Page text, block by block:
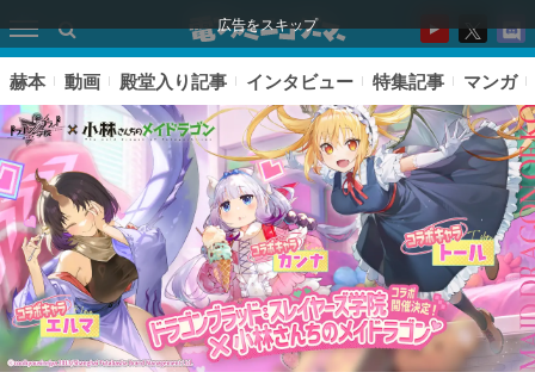
広告をスキップ
赫本 動画 殿堂入り記事 インタビュー 特集記事 マンガ